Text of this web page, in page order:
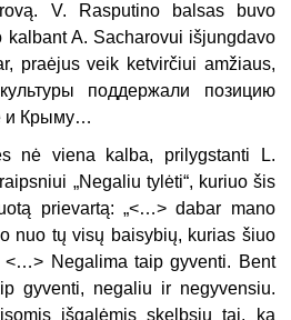
V. Rasputino balsas buvo
kalbant A. Sacharovui išjungdavo
praėjus veik ketvirčiui amžiaus,
поддержали позицию
и Крыму…
nė viena kalba, prilygstanti L.
„Negaliu tylėti“, kuriuo šis
prievartą: „<…> dabar mano
nuo tų visų baisybių, kurias šiuo
<…> Negalima taip gyventi. Bent
gyventi, negaliu ir negyvensiu.
išgalėmis skelb­siu tai, ką